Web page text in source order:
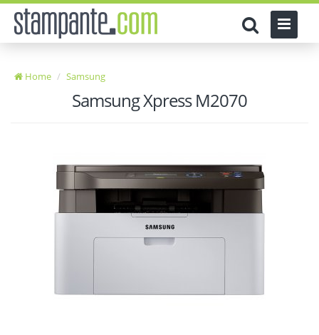
Home Samsung
Samsung Xpress M2070